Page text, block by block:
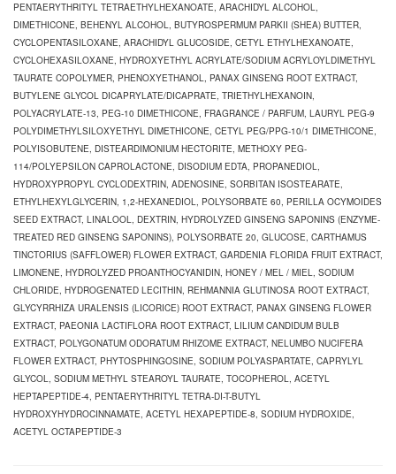
PENTAERYTHRITYL TETRAETHYLHEXANOATE, ARACHIDYL ALCOHOL,
DIMETHICONE, BEHENYL ALCOHOL, BUTYROSPERMUM PARKII (SHEA) BUTTER,
CYCLOPENTASILOXANE, ARACHIDYL GLUCOSIDE, CETYL ETHYLHEXANOATE,
CYCLOHEXASILOXANE, HYDROXYETHYL ACRYLATE/SODIUM ACRYLOYLDIMETHYL
TAURATE COPOLYMER, PHENOXYETHANOL, PANAX GINSENG ROOT EXTRACT,
BUTYLENE GLYCOL DICAPRYLATE/DICAPRATE, TRIETHYLHEXANOIN,
POLYACRYLATE-13, PEG-10 DIMETHICONE, FRAGRANCE / PARFUM, LAURYL PEG-9
POLYDIMETHYLSILOXYETHYL DIMETHICONE, CETYL PEG/PPG-10/1 DIMETHICONE,
POLYISOBUTENE, DISTEARDIMONIUM HECTORITE, METHOXY PEG-
114/POLYEPSILON CAPROLACTONE, DISODIUM EDTA, PROPANEDIOL,
HYDROXYPROPYL CYCLODEXTRIN, ADENOSINE, SORBITAN ISOSTEARATE,
ETHYLHEXYLGLYCERIN, 1,2-HEXANEDIOL, POLYSORBATE 60, PERILLA OCYMOIDES
SEED EXTRACT, LINALOOL, DEXTRIN, HYDROLYZED GINSENG SAPONINS (ENZYME-
TREATED RED GINSENG SAPONINS), POLYSORBATE 20, GLUCOSE, CARTHAMUS
TINCTORIUS (SAFFLOWER) FLOWER EXTRACT, GARDENIA FLORIDA FRUIT EXTRACT,
LIMONENE, HYDROLYZED PROANTHOCYANIDIN, HONEY / MEL / MIEL, SODIUM
CHLORIDE, HYDROGENATED LECITHIN, REHMANNIA GLUTINOSA ROOT EXTRACT,
GLYCYRRHIZA URALENSIS (LICORICE) ROOT EXTRACT, PANAX GINSENG FLOWER
EXTRACT, PAEONIA LACTIFLORA ROOT EXTRACT, LILIUM CANDIDUM BULB
EXTRACT, POLYGONATUM ODORATUM RHIZOME EXTRACT, NELUMBO NUCIFERA
FLOWER EXTRACT, PHYTOSPHINGOSINE, SODIUM POLYASPARTATE, CAPRYLYL
GLYCOL, SODIUM METHYL STEAROYL TAURATE, TOCOPHEROL, ACETYL
HEPTAPEPTIDE-4, PENTAERYTHRITYL TETRA-DI-T-BUTYL
HYDROXYHYDROCINNAMATE, ACETYL HEXAPEPTIDE-8, SODIUM HYDROXIDE,
ACETYL OCTAPEPTIDE-3